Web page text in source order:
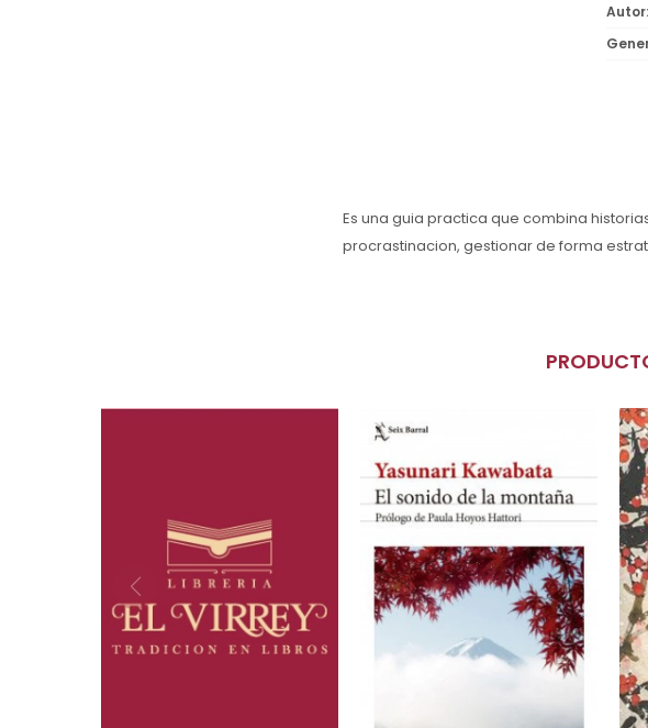
Autor
Es una guia practica que combina
procrastinacion, gestionar de forma